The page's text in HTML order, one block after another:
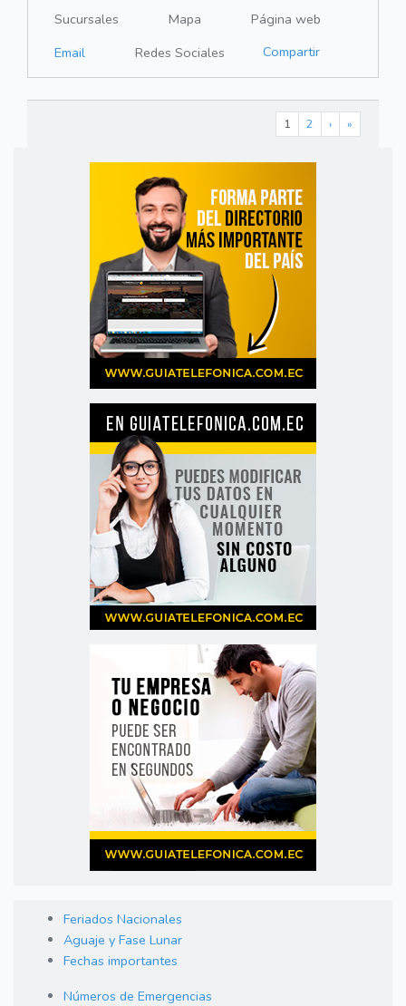
Sucursales Mapa
Página web
Email
Redes Sociales Compartir
1 2 › »
Feriados Nacionales
Aguaje y Fase Lunar
Fechas importantes
Números de Emergencias